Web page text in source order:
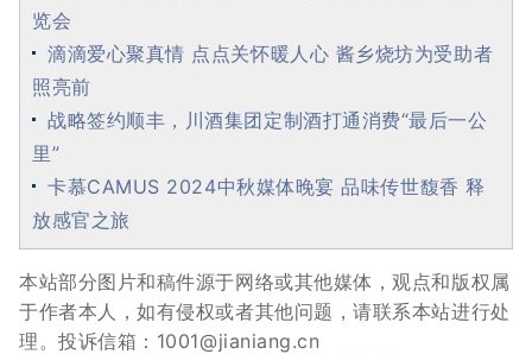
览会
滴滴爱心聚真情 点点关怀暖人心 酱乡烧坊为受助者
照亮前
战略签约顺丰，川酒集团定制酒打通消费“最后一公
里”
卡慕CAMUS 2024中秋媒体晚宴 品味传世馥香 释
放感官之旅
本站部分图片和稿件源于网络或其他媒体，观点和版权属
于作者本人，如有侵权或者其他问题，请联系本站进行处
理。投诉信箱：1001@jianiang.cn